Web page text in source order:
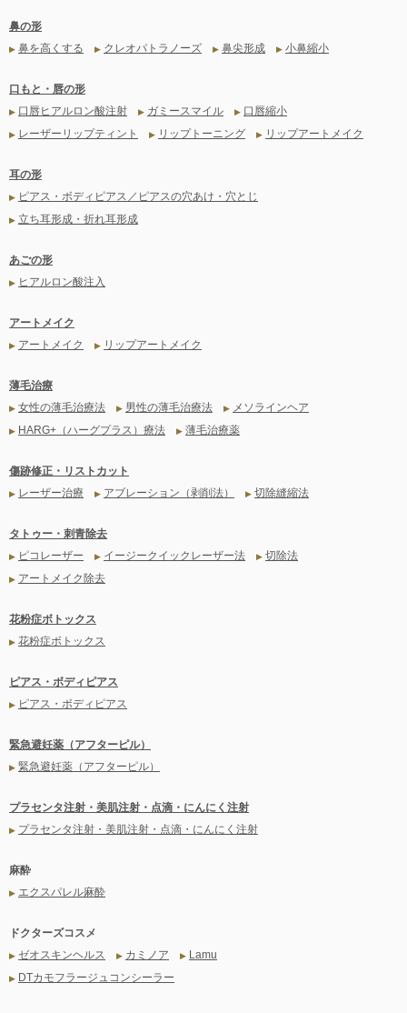
鼻の形
▶ 鼻を高くする ▶ クレオパトラノーズ ▶ 鼻尖形成 ▶ 小鼻縮小
口もと・唇の形
▶ 口唇ヒアルロン酸注射 ▶ ガミースマイル ▶ 口唇縮小
▶ レーザーリップティント ▶ リップトーニング ▶ リップアートメイク
耳の形
▶ ピアス・ボディピアス／ピアスの穴あけ・穴とじ
▶ 立ち耳形成・折れ耳形成
あごの形
▶ ヒアルロン酸注入
アートメイク
▶ アートメイク ▶ リップアートメイク
薄毛治療
▶ 女性の薄毛治療法 ▶ 男性の薄毛治療法 ▶ メソラインヘア
▶ HARG+（ハーグプラス）療法 ▶ 薄毛治療薬
傷跡修正・リストカット
▶ レーザー治療 ▶ アブレーション（剥削法） ▶ 切除縫縮法
タトゥー・刺青除去
▶ ピコレーザー ▶ イージークイックレーザー法 ▶ 切除法
▶ アートメイク除去
花粉症ボトックス
▶ 花粉症ボトックス
ピアス・ボディピアス
▶ ピアス・ボディピアス
緊急避妊薬（アフターピル）
▶ 緊急避妊薬（アフターピル）
プラセンタ注射・美肌注射・点滴・にんにく注射
▶ プラセンタ注射・美肌注射・点滴・にんにく注射
麻酔
▶ エクスパレル麻酔
ドクターズコスメ
▶ ゼオスキンヘルス ▶ カミノア ▶ Lamu
▶ DTカモフラージュコンシーラー